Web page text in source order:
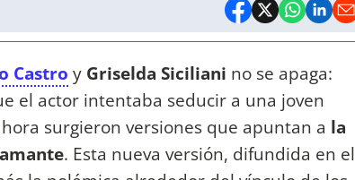
Castro y Griselda Siciliani no se apaga:
el actor intentaba seducir a una joven
surgieron versiones que apuntan a la
. Esta nueva versión, difundida en el